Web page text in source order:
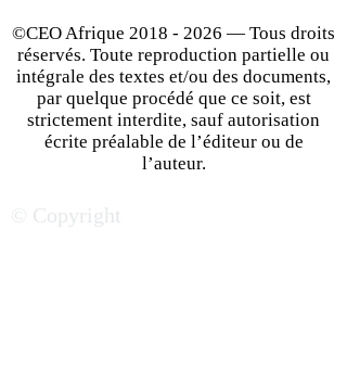
Le Maroc, un hub
technologique
©CEO Afrique 2018 - 2026 — Tous droits
réservés. Toute reproduction partielle ou
intégrale des textes et/ou des documents,
par quelque procédé que ce soit, est
strictement interdite, sauf autorisation
écrite préalable de l’éditeur ou de
l’auteur.
© Copyright